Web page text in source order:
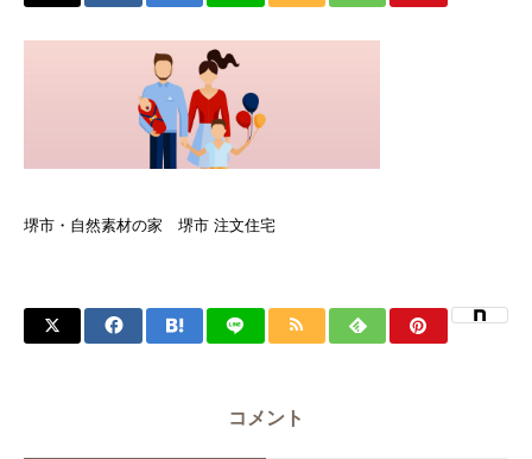
堺市・自然素材の家 堺市 注文住宅
コメント